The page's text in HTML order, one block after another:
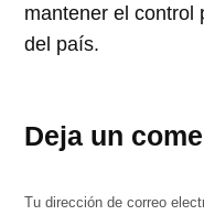
mantener el control
del país.
Deja un
Tu dirección de correo